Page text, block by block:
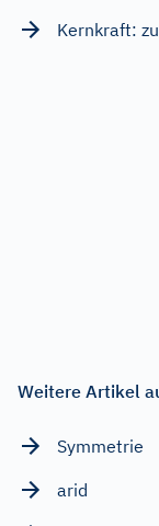
Kernkraft:
Weitere Artikel
Symmetrie
arid